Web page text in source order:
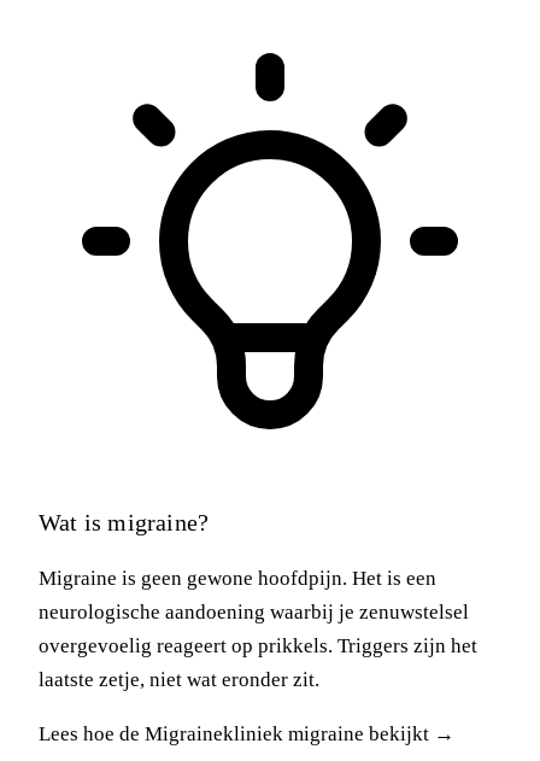
Wat is migraine?
Migraine is geen gewone hoofdpijn. Het is een
neurologische aandoening waarbij je zenuwstelsel
overgevoelig reageert op prikkels. Triggers zijn het
laatste zetje, niet wat eronder zit.
Lees hoe de Migrainekliniek migraine bekijkt →